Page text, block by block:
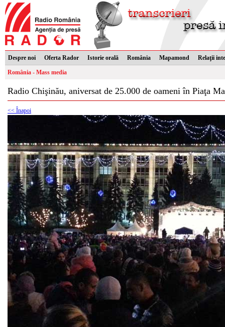
Despre noi Oferta Rador Istorie orală România Mapamond Relaţii
România - Mass media
Radio Chişinău, aniversat de 25.000 de oameni în Piaţa
<< Înapoi